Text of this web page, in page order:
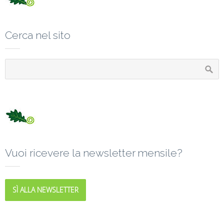
Cerca nel sito
Vuoi ricevere la newsletter mensile?
SÌ ALLA NEWSLETTER